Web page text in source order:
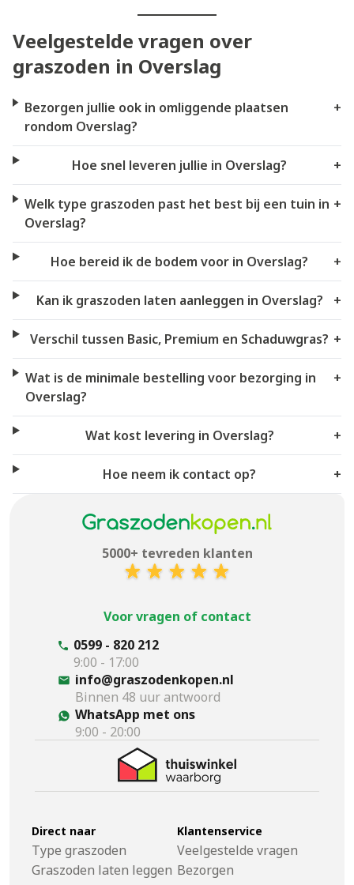
Veelgestelde vragen over
graszoden in Overslag
Bezorgen jullie ook in omliggende plaatsen
rondom Overslag?
+
Hoe snel leveren jullie in Overslag? +
Welk type graszoden past het best bij een tuin in
Overslag?
+
Hoe bereid ik de bodem voor in Overslag? +
Kan ik graszoden laten aanleggen in Overslag? +
Verschil tussen Basic, Premium en Schaduwgras? +
Wat is de minimale bestelling voor bezorging in
Overslag?
+
Wat kost levering in Overslag? +
Hoe neem ik contact op? +
5000+ tevreden klanten
Voor vragen of contact
0599 - 820 212
9:00 - 17:00
info@graszodenkopen.nl
Binnen 48 uur antwoord
WhatsApp met ons
9:00 - 20:00
Direct naar
Type graszoden
Graszoden laten leggen
Klantenservice
Veelgestelde vragen
Bezorgen